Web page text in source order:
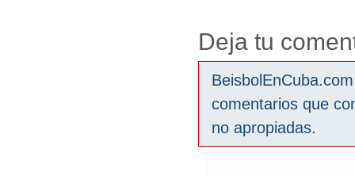
Deja tu
comentarios que
no apropiadas.